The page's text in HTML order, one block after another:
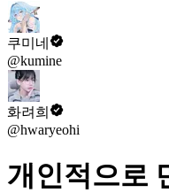
쿠미네
@kumine
화려희
@hwaryeohi
개인적으로